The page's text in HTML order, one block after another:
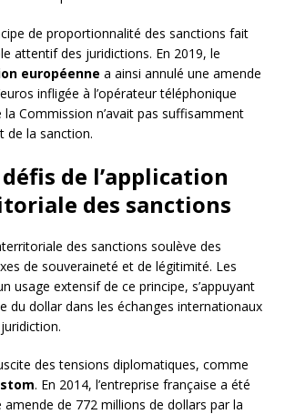
de proportionnalité des sanctions fait
attentif des juridictions. En 2019, le
européenne a ainsi annulé une amende
infligée à l’opérateur téléphonique
la Commission n’avait pas suffisamment
de la sanction.
de l’application
des sanctions
des sanctions soulève des
de souveraineté et de légitimité. Les
usage extensif de ce principe, s’appuyant
du dollar dans les échanges internationaux
des tensions diplomatiques, comme
. En 2014, l’entreprise française a été
de 772 millions de dollars par la